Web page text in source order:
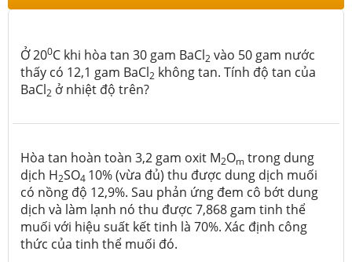
Ở 200C khi hòa tan 30 gam BaCl2 vào 50 gam nước
thấy có 12,1 gam BaCl2 không tan. Tính độ tan của
BaCl­2 ở nhiệt độ trên?
Hòa tan hoàn toàn 3,2 gam oxit M2Om trong dung
dịch H2SO4 10% (vừa đủ) thu được dung dịch muối
có nồng độ 12,9%. Sau phản ứng đem cô bớt dung
dịch và làm lạnh nó thu được 7,868 gam tinh thể
muối với hiệu suất kết tinh là 70%. Xác định công
thức của tinh thể muối đó.